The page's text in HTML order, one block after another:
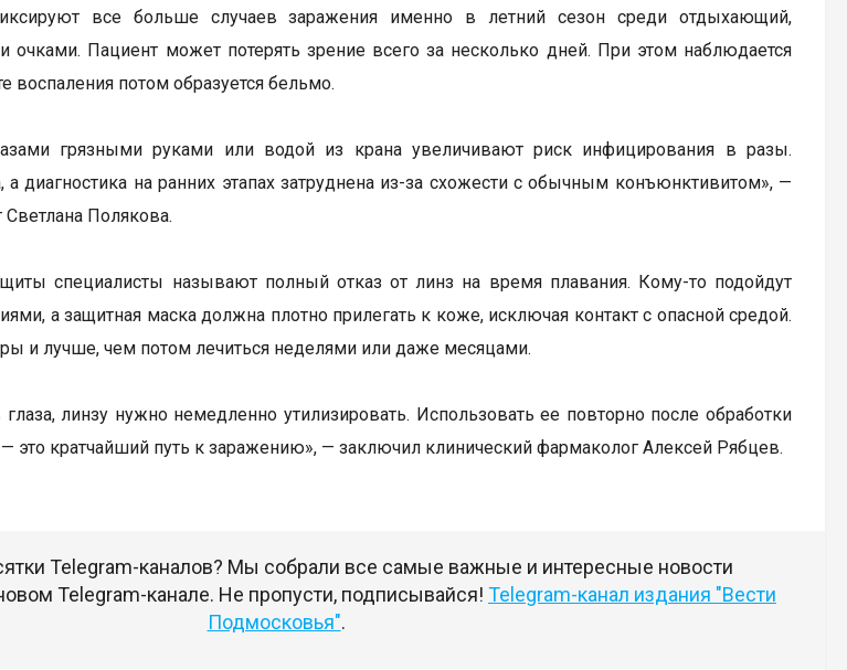
все больше случаев заражения именно в летний сезон среди отдыхающий,
Пациент может потерять зрение всего за несколько дней. При этом наблюдается
воспаления потом образуется бельмо.
грязными руками или водой из крана увеличивают риск инфицирования в разы.
а диагностика на ранних этапах затруднена из-за схожести с обычным конъюнктивитом», —
Светлана Полякова.
специалисты называют полный отказ от линз на время плавания. Кому-то подойдут
а защитная маска должна плотно прилегать к коже, исключая контакт с опасной средой.
и лучше, чем потом лечиться неделями или даже месяцами.
линзу нужно немедленно утилизировать. Использовать ее повторно после обработки
это кратчайший путь к заражению», — заключил клинический фармаколог Алексей Рябцев.
Telegram-каналов? Мы собрали все самые важные и интересные новости
Telegram-канале. Не пропусти, подписывайся! Telegram-канал издания "Вести
Подмосковья".